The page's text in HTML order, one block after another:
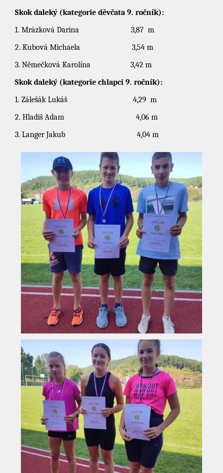
Skok daleký (kategorie děvčata 9. ročník):
1. Mrázková Darina 3,87 m
2. Kubová Michaela 3,54 m
3. Němečková Karolína 3,42 m
Skok daleký (kategorie chlapci 9. ročník):
1. Zálešák Lukáš 4,29 m
2. Hladiš Adam 4,06 m
3. Langer Jakub 4,04 m